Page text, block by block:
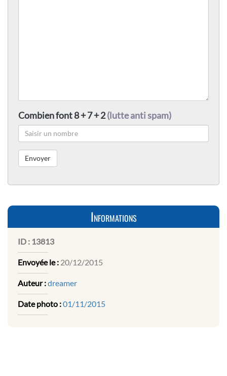
Combien font 8 + 7 + 2(lutte anti spam)
Informations
ID : 13813
Envoyée le : 20/12/2015
Auteur :dreamer
Date photo :01/11/2015